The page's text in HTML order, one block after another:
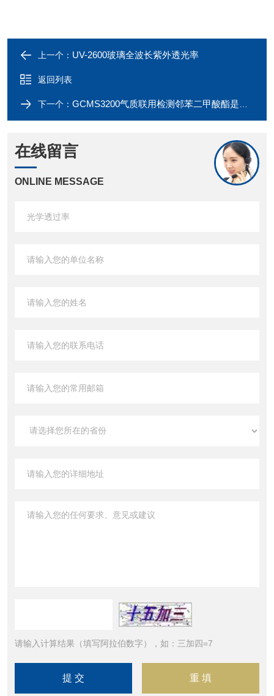
上一个： UV-2600玻璃全波长紫外透光率
返回列表
下一个： GCMS3200气质联用检测邻苯二甲酸酯是塑料的增塑剂
在线留言
ONLINE MESSAGE
请输入计算结果（填写阿拉伯数字），如：三加四=7